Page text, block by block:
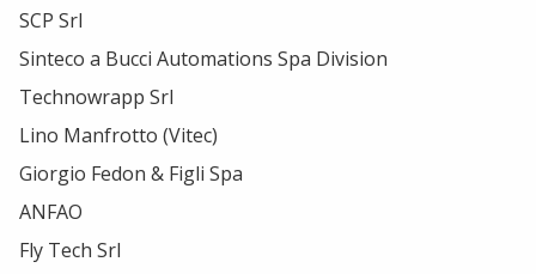
SCP Srl
Sinteco a Bucci Automations Spa Division
Technowrapp Srl
Lino Manfrotto (Vitec)
Giorgio Fedon & Figli Spa
ANFAO
Fly Tech Srl